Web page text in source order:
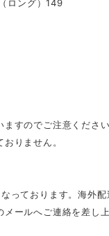
ロング）149
すのでご注意ください
りません。
っております。海外配
ールへご連絡を差し